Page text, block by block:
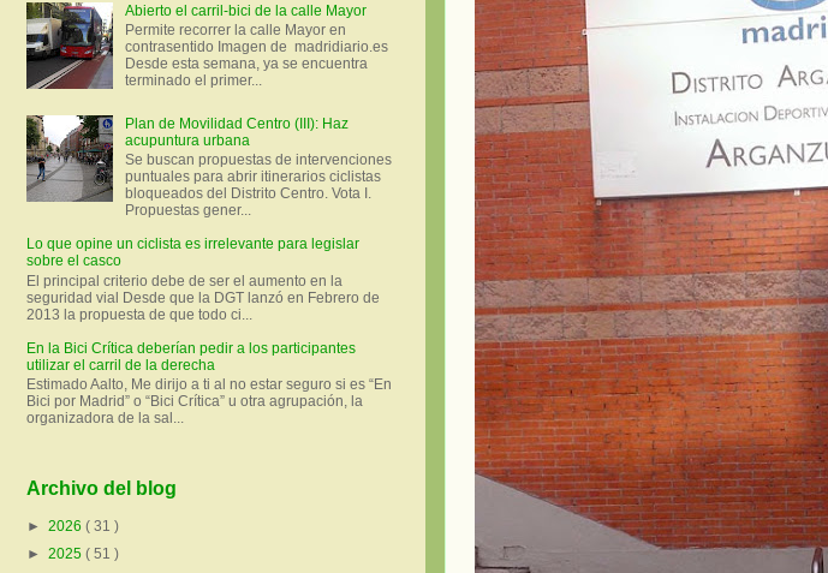
Abierto el carril-bici de la calle Mayor
Permite recorrer la calle Mayor en
contrasentido Imagen de madridiario.es
Desde esta semana, ya se encuentra
terminado el primer...
Plan de Movilidad Centro (III): Haz
acupuntura urbana
Se buscan propuestas de intervenciones
puntuales para abrir itinerarios ciclistas
bloqueados del Distrito Centro. Vota I.
Propuestas gener...
Lo que opine un ciclista es irrelevante para legislar
sobre el casco
El principal criterio debe de ser el aumento en la
seguridad vial Desde que la DGT lanzó en Febrero de
2013 la propuesta de que todo ci...
En la Bici Crítica deberían pedir a los participantes
utilizar el carril de la derecha
Estimado Aalto, Me dirijo a ti al no estar seguro si es “En
Bici por Madrid” o “Bici Crítica” u otra agrupación, la
organizadora de la sal...
Archivo del blog
► 2026 ( 31 )
► 2025 ( 51 )